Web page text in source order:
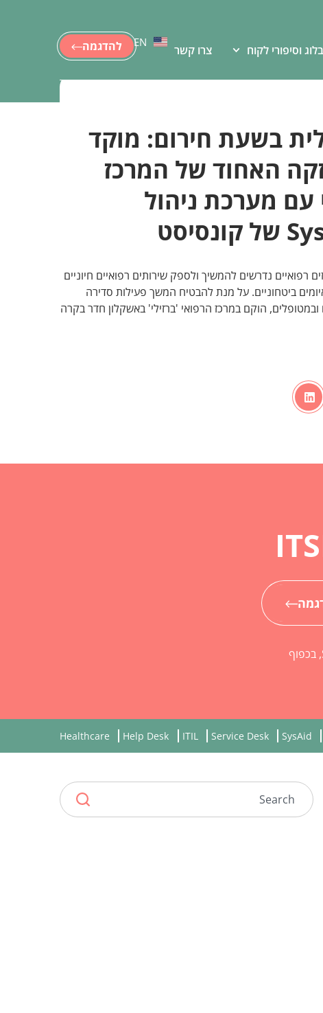
להדגמה EN
בלוג וסיפורי לקוח צרו קשר
בשעת חירום: מוקד
האחוד של המרכז
עם מערכת ניהול
רפואיים נדרשים להמשיך ולספק שירותים רפואיים חיוניים
ביטחוניים. על מנת להבטיח המשך פעילות סדירה
הוקם במרכז הרפואי 'ברזילי' באשקלון חדר בקרה
על ידי שליחת טופס זה, אתה מסכים לקבל חומר שיווקי רלוונטי מ-SysAid, בכפוף
SysAid
Service Desk
ITIL
Help Desk
Healthcare